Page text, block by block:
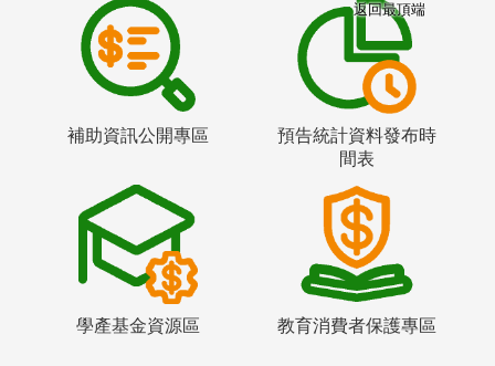
補助資訊公開專區
預告統計資料發布時
間表
學產基金資源區 教育消費者保護專區
返回最頂端